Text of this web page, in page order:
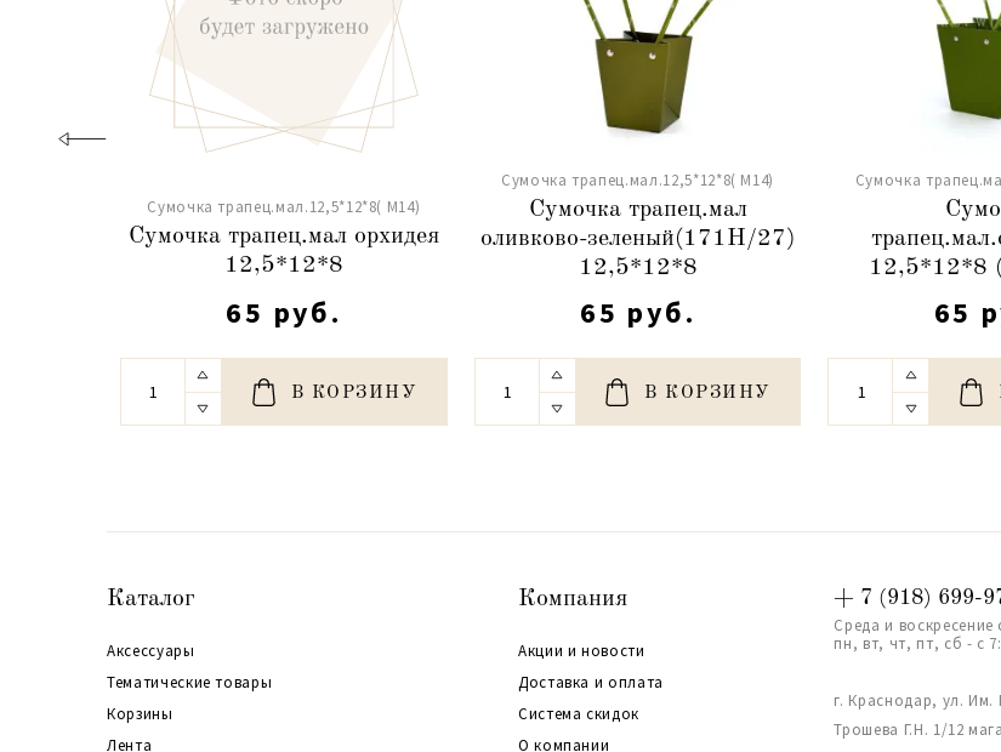
Сумочка трапец.мал.12,5*12*8( М14)
Сумочка трапец.мал орхидея
12,5*12*8
65 руб.
В КОРЗИНУ
Сумочка трапец.мал.12,5*12*8( М14)
Сумочка трапец.мал
оливково-зеленый(171H/27)
12,5*12*8
65 руб.
В КОРЗИНУ
Сумочка
12,5*12*8
65
Каталог
Аксессуары
Тематические товары
Корзины
Лента
Компания
Акции и новости
Доставка и оплата
Система скидок
О компании
+ 7 (918) 699-
Среда и воскресение
пн, вт, чт, пт, сб - с
г. Краснодар, ул. Им.
Трошева Г.Н. 1/12